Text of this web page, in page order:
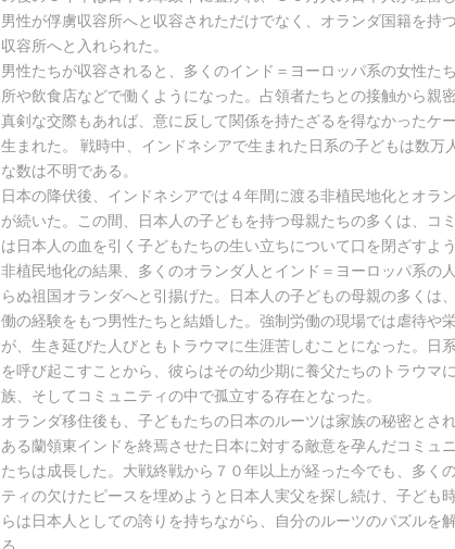
男性が俘虜収容所へと収容されただけでなく、オランダ国籍を持
収容所へと入れられた。
男性たちが収容されると、多くのインド＝ヨーロッパ系の女性た
所や飲食店などで働くようになった。占領者たちとの接触から親
真剣な交際もあれば、意に反して関係を持たざるを得なかったケ
生まれた。 戦時中、インドネシアで生まれた日系の子どもは数万
な数は不明である。
日本の降伏後、インドネシアでは４年間に渡る非植民地化とオラ
が続いた。この間、日本人の子どもを持つ母親たちの多くは、コ
は日本人の血を引く子どもたちの生い立ちについて口を閉ざすよう
非植民地化の結果、多くのオランダ人とインド＝ヨーロッパ系の
らぬ祖国オランダへと引揚げた。日本人の子どもの母親の多くは
働の経験をもつ男性たちと結婚した。強制労働の現場では虐待や
が、生き延びた人びともトラウマに生涯苦しむことになった。日
を呼び起こすことから、彼らはその幼少期に養父たちのトラウマ
族、そしてコミュニティの中で孤立する存在となった。
オランダ移住後も、子どもたちの日本のルーツは家族の秘密とさ
ある蘭領東インドを終焉させた日本に対する敵意を孕んだコミュ
たちは成長した。大戦終戦から７０年以上が経った今でも、多く
ティの欠けたピースを埋めようと日本人実父を探し続け、子ども
らは日本人としての誇りを持ちながら、自分のルーツのパズルを